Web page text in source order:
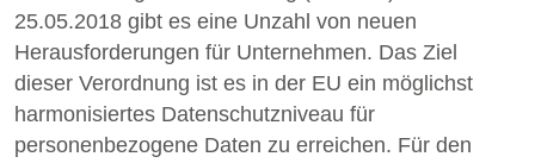
25.05.2018 gibt es eine Unzahl von neuen
Herausforderungen für Unternehmen. Das Ziel
dieser Verordnung ist es in der EU ein möglichst
harmonisiertes Datenschutzniveau für
personenbezogene Daten zu erreichen. Für den